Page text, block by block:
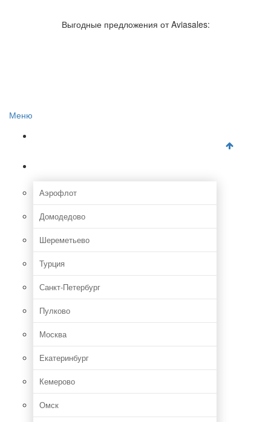
Отзывы об авиакомпаниях
Отзывы об аэропортах
Выгодные предложения от Aviasales:
Меню
Аэрофлот
Домодедово
Шереметьево
Турция
Санкт-Петербург
Пулково
Москва
Екатеринбург
Кемерово
Омск